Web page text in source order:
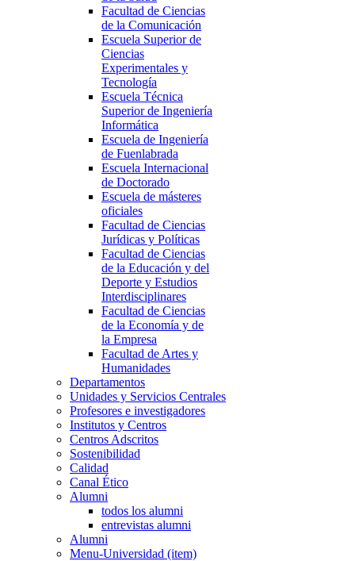
Facultad de Ciencias
de la Comunicación
Escuela Superior de
Ciencias
Experimentales y
Tecnología
Escuela Técnica
Superior de Ingeniería
Informática
Escuela de Ingeniería
de Fuenlabrada
Escuela Internacional
de Doctorado
Escuela de másteres
oficiales
Facultad de Ciencias
Jurídicas y Políticas
Facultad de Ciencias
de la Educación y del
Deporte y Estudios
Interdisciplinares
Facultad de Ciencias
de la Economía y de
la Empresa
Facultad de Artes y
Humanidades
Departamentos
Unidades y Servicios Centrales
Profesores e investigadores
Institutos y Centros
Centros Adscritos
Sostenibilidad
Calidad
Canal Ético
Alumni
todos los alumni
entrevistas alumni
Alumni
Menu-Universidad (item)